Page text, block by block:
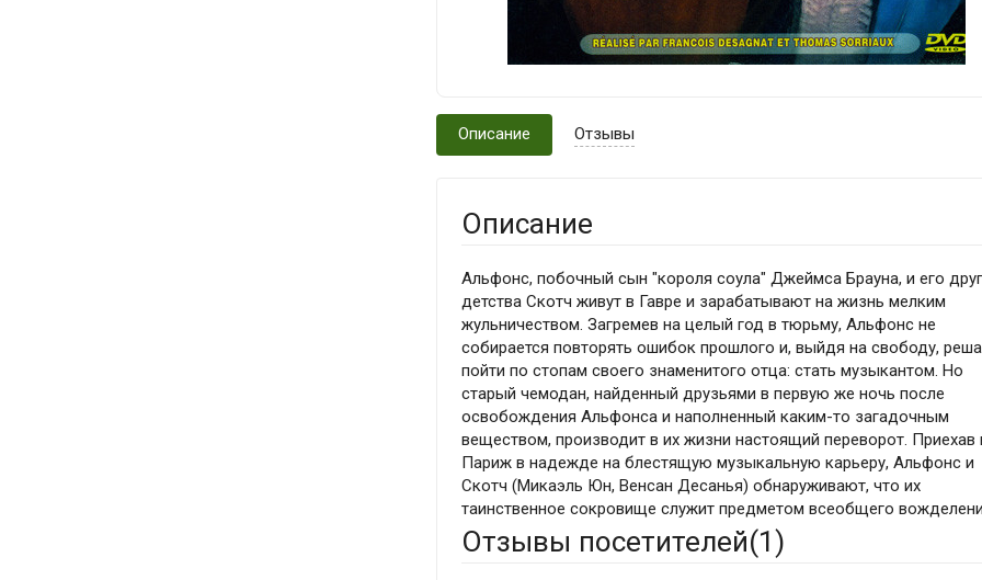
Описание Отзывы
Описание
Альфонс, побочный сын "короля соула" Джеймса Брауна, и его друг
детства Скотч живут в Гавре и зарабатывают на жизнь мелким
жульничеством. Загремев на целый год в тюрьму, Альфонс не
собирается повторять ошибок прошлого и, выйдя на свободу,
пойти по стопам своего знаменитого отца: стать музыкантом. Но
старый чемодан, найденный друзьями в первую же ночь после
освобождения Альфонса и наполненный каким-то загадочным
веществом, производит в их жизни настоящий переворот. Приехав
Париж в надежде на блестящую музыкальную карьеру, Альфонс и
Скотч (Микаэль Юн, Венсан Десанья) обнаруживают, что их
таинственное сокровище служит предметом всеобщего
Отзывы посетителей(1)